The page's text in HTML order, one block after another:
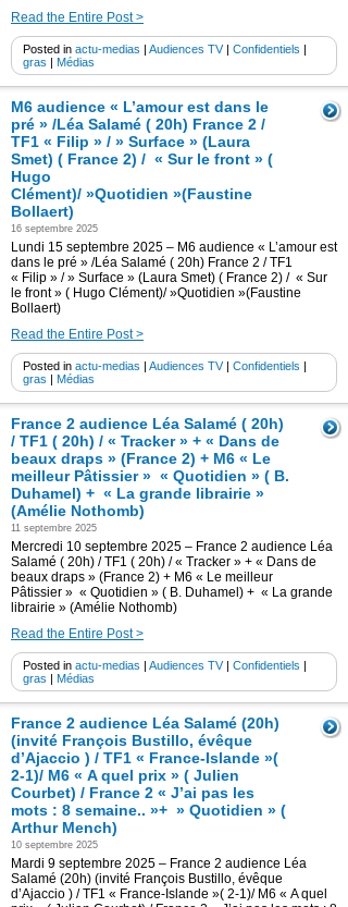
Read the Entire Post >
Posted in actu-medias | Audiences TV| Confidentiels |
gras | Médias
M6 audience « L’amour est dans le
pré » /Léa Salamé ( 20h) France 2 /
TF1 « Filip » / » Surface » (Laura
Smet) ( France 2) / « Sur le front » (
Hugo
Clément)/ »Quotidien »(Faustine
Bollaert)
16 septembre 2025
Lundi 15 septembre 2025 – M6 audience « L’amour est
dans le pré » /Léa Salamé ( 20h) France 2 / TF1
« Filip » / » Surface » (Laura Smet) ( France 2) / « Sur
le front » ( Hugo Clément)/ »Quotidien »(Faustine
Bollaert)
Read the Entire Post >
Posted in actu-medias | Audiences TV| Confidentiels |
gras | Médias
France 2 audience Léa Salamé ( 20h)
/ TF1 ( 20h) / « Tracker » + « Dans de
beaux draps » (France 2) + M6 « Le
meilleur Pâtissier » « Quotidien » ( B.
Duhamel) + « La grande librairie »
(Amélie Nothomb)
11 septembre 2025
Mercredi 10 septembre 2025 – France 2 audience Léa
Salamé ( 20h) / TF1 ( 20h) / « Tracker » + « Dans de
beaux draps » (France 2) + M6 « Le meilleur
Pâtissier » « Quotidien » ( B. Duhamel) + « La grande
librairie » (Amélie Nothomb)
Read the Entire Post >
Posted in actu-medias | Audiences TV| Confidentiels |
gras | Médias
France 2 audience Léa Salamé (20h)
(invité François Bustillo, évêque
d’Ajaccio ) / TF1 « France-Islande »(
2-1)/ M6 « A quel prix » ( Julien
Courbet) / France 2 « J’ai pas les
mots : 8 semaine.. »+ » Quotidien » (
Arthur Mench)
10 septembre 2025
Mardi 9 septembre 2025 – France 2 audience Léa
Salamé (20h) (invité François Bustillo, évêque
d’Ajaccio ) / TF1 « France-Islande »( 2-1)/ M6 « A quel